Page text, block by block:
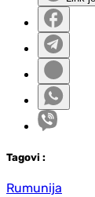
Tagovi :
Rumunija